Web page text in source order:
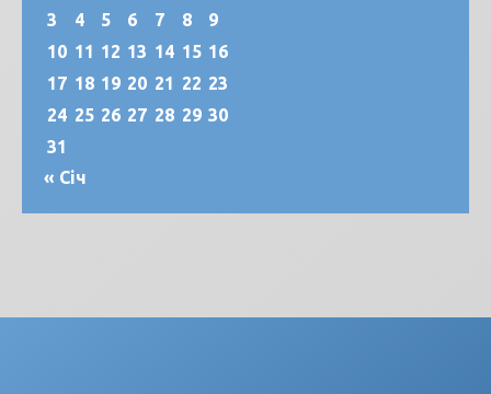
3
4 5 6 7 8
9
10 11 12 13 14 15 16
17 18 19 20 21 22 23
24 25 26 27 28 29 30
31
« Січ